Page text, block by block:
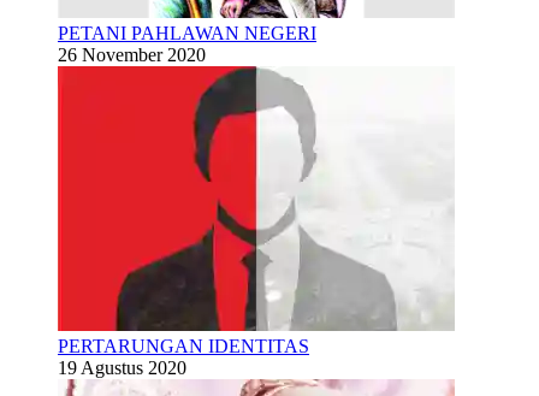
PETANI PAHLAWAN NEGERI
26 November 2020
PERTARUNGAN IDENTITAS
19 Agustus 2020